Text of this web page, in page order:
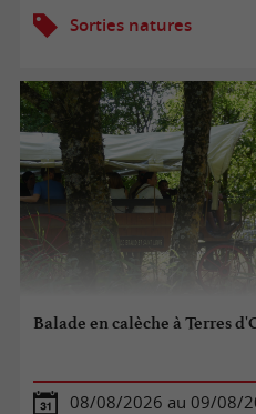
Sorties natures
Balade en calèche à Terres
08/08/2026 au 09/08/